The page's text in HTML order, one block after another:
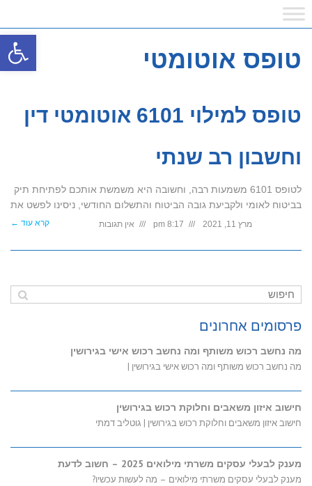
טופס אוטומטי
טופס למילוי 6101 אוטומטי דין
וחשבון רב שנתי
לטופס 6101 משמעות רבה, וחשובה היא משמשת אותכם לפתיחת תיק
בביטוח לאומי ולקביעת גובה הביטוח והתשלום החודשי, ניסינו לפשט את
מרץ 11, 2021 8:17 pm אין תגובות קרא עוד ←
פרסומים אחרונים
מה נחשב רכוש משותף ומה נחשב רכוש אישי בגירושין
מה נחשב רכוש משותף ומה רכוש אישי בגירושין |
חישוב איזון משאבים וחלוקת רכוש בגירושין
חישוב איזון משאבים וחלוקת רכוש בגירושין | גוטליב דמתי
מענק לבעלי עסקים משרתי מילואים 2025 – חשוב לדעת
מענק לבעלי עסקים משרתי מילואים – מה לעשות עכשיו?